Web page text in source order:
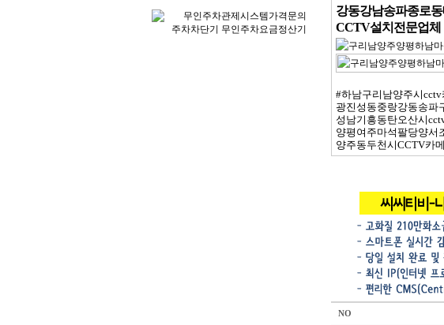
강동강남송파종로
CCTV설치전문업체
#하남구리남양주시
광진성동중랑강동송파
성남기흥동탄오산시
양평여주마석팔당양서
양주동두천시CCTV카
NO